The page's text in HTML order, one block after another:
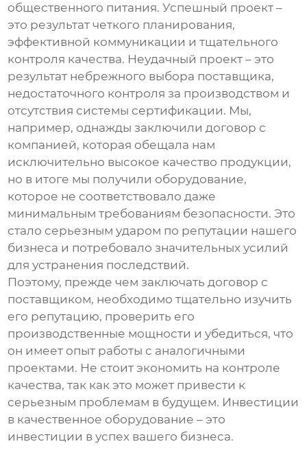
общественного питания. Успешный проект –
это результат четкого планирования,
эффективной коммуникации и тщательного
контроля качества. Неудачный проект – это
результат небрежного выбора поставщика,
недостаточного контроля за производством и
отсутствия системы сертификации. Мы,
например, однажды заключили договор с
компанией, которая обещала нам
исключительно высокое качество продукции,
но в итоге мы получили оборудование,
которое не соответствовало даже
минимальным требованиям безопасности. Это
стало серьезным ударом по репутации нашего
бизнеса и потребовало значительных усилий
для устранения последствий.
Поэтому, прежде чем заключать договор с
поставщиком, необходимо тщательно изучить
его репутацию, проверить его
производственные мощности и убедиться, что
он имеет опыт работы с аналогичными
проектами. Не стоит экономить на контроле
качества, так как это может привести к
серьезным проблемам в будущем. Инвестиции
в качественное оборудование – это
инвестиции в успех вашего бизнеса.